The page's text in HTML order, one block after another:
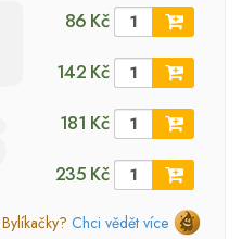
86 Kč
142 Kč
181 Kč
235 Kč
Chci vědět více